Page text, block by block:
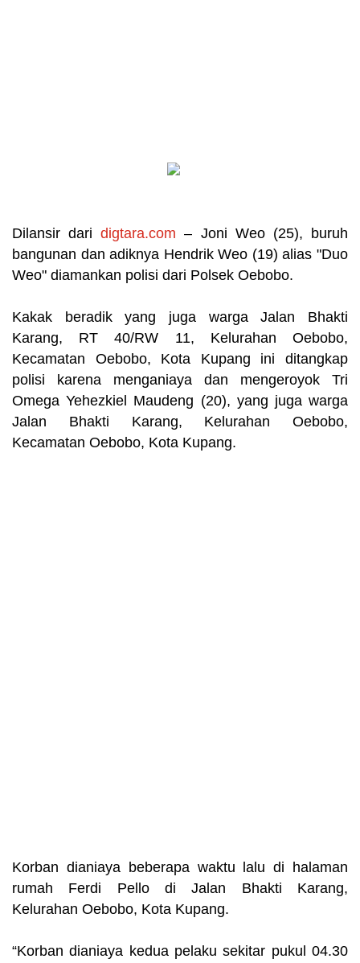
Dilansir daridigtara.com – Joni Weo (25), buruh
bangunan dan adiknya Hendrik Weo (19) alias "Duo
Weo" diamankan polisi dari Polsek Oebobo.
Kakak beradik yang juga warga Jalan Bhakti
Karang, RT 40/RW 11, Kelurahan Oebobo,
Kecamatan Oebobo, Kota Kupang ini ditangkap
polisi karena menganiaya dan mengeroyok Tri
Omega Yehezkiel Maudeng (20), yang juga warga
Jalan Bhakti Karang, Kelurahan Oebobo,
Kecamatan Oebobo, Kota Kupang.
Korban dianiaya beberapa waktu lalu di halaman
rumah Ferdi Pello di Jalan Bhakti Karang,
Kelurahan Oebobo, Kota Kupang.
“Korban dianiaya kedua pelaku sekitar pukul 04.30